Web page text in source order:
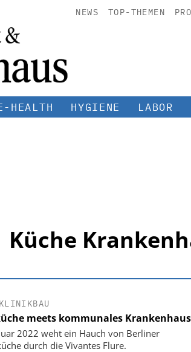
NEWS TOP-THEMEN
HEALTH HYGIENE LABOR
Küche
KLINIKBAU
meets kommunales Krankenhaus
2022 weht ein Hauch von Berliner
durch die Vivantes Flure.